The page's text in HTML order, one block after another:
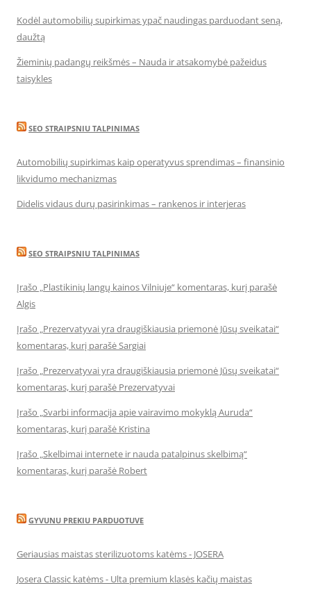
Kodėl automobilių supirkimas ypač naudingas parduodant seną,
daužtą
Žieminių padangų reikšmės – Nauda ir atsakomybė pažeidus
taisykles
SEO STRAIPSNIU TALPINIMAS
Automobilių supirkimas kaip operatyvus sprendimas – finansinio
likvidumo mechanizmas
Didelis vidaus durų pasirinkimas – rankenos ir interjeras
SEO STRAIPSNIU TALPINIMAS
Įrašo „Plastikinių langų kainos Vilniuje“ komentaras, kurį parašė
Algis
Įrašo „Prezervatyvai yra draugiškiausia priemonė Jūsų sveikatai“
komentaras, kurį parašė Sargiai
Įrašo „Prezervatyvai yra draugiškiausia priemonė Jūsų sveikatai“
komentaras, kurį parašė Prezervatyvai
Įrašo „Svarbi informacija apie vairavimo mokyklą Auruda“
komentaras, kurį parašė Kristina
Įrašo „Skelbimai internete ir nauda patalpinus skelbimą“
komentaras, kurį parašė Robert
GYVUNU PREKIU PARDUOTUVE
Geriausias maistas sterilizuotoms katėms - JOSERA
Josera Classic katėms - Ulta premium klasės kačių maistas